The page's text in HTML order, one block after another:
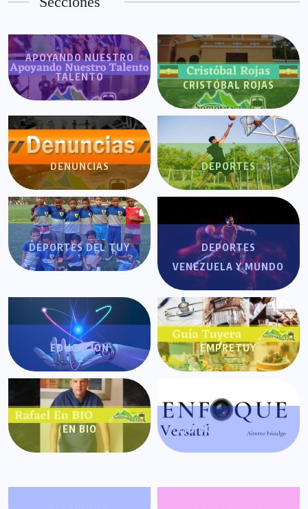
APOYANDO NUESTRO
TALENTO
CRISTÓBAL ROJAS
DENUNCIAS DEPORTES
DEPORTES DEL TUY
DEPORTES
VENEZUELA Y MUNDO
EDUCACIÓN EMPRETUY
EN BIO ENFOQUE VERSÁTIL